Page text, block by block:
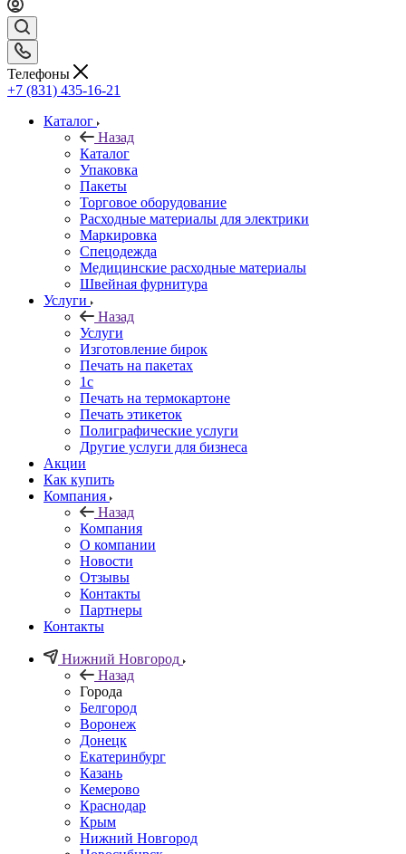
Телефоны
+7 (831) 435-16-21
Каталог
Назад
Каталог
Упаковка
Пакеты
Торговое оборудование
Расходные материалы для электрики
Маркировка
Спецодежда
Медицинские расходные материалы
Швейная фурнитура
Услуги
Назад
Услуги
Изготовление бирок
Печать на пакетах
1c
Печать на термокартоне
Печать этикеток
Полиграфические услуги
Другие услуги для бизнеса
Акции
Как купить
Компания
Назад
Компания
О компании
Новости
Отзывы
Контакты
Партнеры
Контакты
Нижний Новгород
Назад
Города
Белгород
Воронеж
Донецк
Екатеринбург
Казань
Кемерово
Краснодар
Крым
Нижний Новгород